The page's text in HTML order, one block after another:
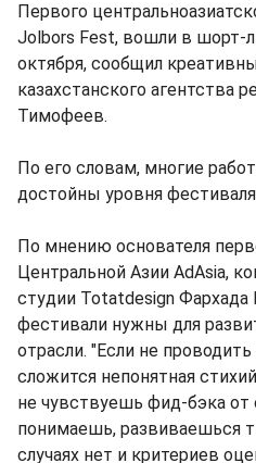
Первого
Jolbors Fest, вошли в шорт-
октября, сообщил
казахстанского агентства
Тимофеев.
По его словам, многие
достойны уровня фестиваля
По мнению основателя
Центральной Азии AdAsia,
студии Totatdesign Фархада
фестивали нужны для
отрасли. "Если не
сложится непонятная
не чувствуешь фид-бэка от
понимаешь, развиваешься
случаях нет и критериев